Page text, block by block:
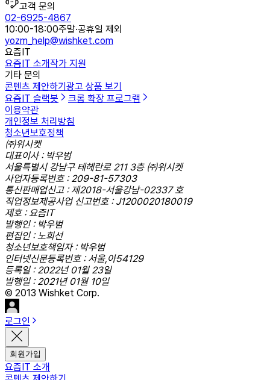
고객 문의
02-6925-4867
10:00-18:00주말·공휴일 제외
yozm_help@wishket.com
요즘IT
요즘IT 소개작가 지원
기타 문의
콘텐츠 제안하기 광고 상품 보기
요즘IT 슬랙봇
크롬 확장 프로그램
이용약관
개인정보 처리방침
청소년보호정책
㈜위시켓
대표이사 : 박우범
서울특별시 강남구 테헤란로 211 3층 ㈜위시켓
사업자등록번호 : 209-81-57303
통신판매업신고 : 제2018-서울강남-02337 호
직업정보제공사업 신고번호 : J1200020180019
제호 : 요즘IT
발행인 : 박우범
편집인 : 노희선
청소년보호책임자 : 박우범
인터넷신문등록번호 : 서울,아54129
등록일 : 2022년 01월 23일
발행일 : 2021년 01월 10일
© 2013 Wishket Corp.
로그인
회원가입
요즘IT 소개